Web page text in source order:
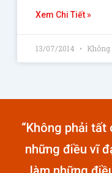
Xem Chi Tiết »
13/07/2014 Không
“Không phải
những điều vĩ